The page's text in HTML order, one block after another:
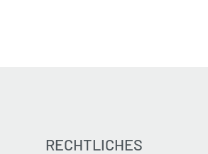
RECHTLICHES